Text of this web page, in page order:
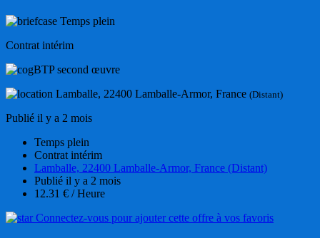
Temps plein
Contrat intérim
BTP second œuvre
Lamballe, 22400 Lamballe-Armor, France (Distant)
Publié il y a 2 mois
Temps plein
Contrat intérim
Lamballe, 22400 Lamballe-Armor, France (Distant)
Publié il y a 2 mois
12.31 € / Heure
Connectez-vous pour ajouter cette offre à vos favoris